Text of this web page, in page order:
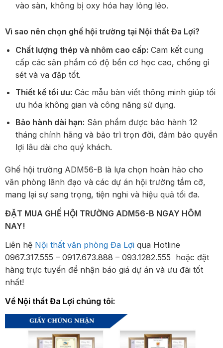
vào sàn, không bị oxy hóa hay lỏng lẻo.
Vì sao nên chọn ghế hội trường tại Nội thất Đa Lợi?
Chất lượng thép và nhôm cao cấp: Cam kết cung
cấp các sản phẩm có độ bền cơ học cao, chống gỉ
sét và va đập tốt.
Thiết kế tối ưu: Các mẫu bàn viết thông minh giúp tối
ưu hóa không gian và công năng sử dụng.
Bảo hành dài hạn: Sản phẩm được bảo hành 12
tháng chính hãng và bảo trì trọn đời, đảm bảo quyền
lợi lâu dài cho quý khách.
Ghế hội trường ADM56-B là lựa chọn hoàn hảo cho
văn phòng lãnh đạo và các dự án hội trường tầm cỡ,
mang lại sự sang trọng, tiện nghi và hiệu quả tối đa.
ĐẶT MUA GHẾ HỘI TRƯỜNG ADM56-B NGAY HÔM
NAY!
Liên hệ Nội thất văn phòng Đa Lợi qua Hotline
0967.317.555 – 0917.673.888 – 093.1282.555 hoặc đặt
hàng trực tuyến để nhận báo giá dự án và ưu đãi tốt
nhất!
Về Nội thất Đa Lợi chúng tôi: